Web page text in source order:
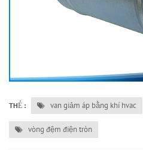
THẺ : van giảm áp bằng khí hvac
vòng đệm điện tròn